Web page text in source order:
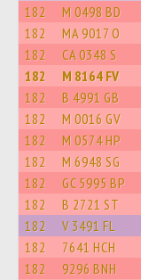
182 M 0498 BD
182 MA 9017 O
182 CA 0348 S
182 M 8164 FV
182 B 4991 GB
182 M 0016 GV
182 M 0574 HP
182 M 6948 SG
182 GC 5995 BP
182 B 2721 ST
182 V 3491 FL
182 7641 HCH
182 9296 BNH